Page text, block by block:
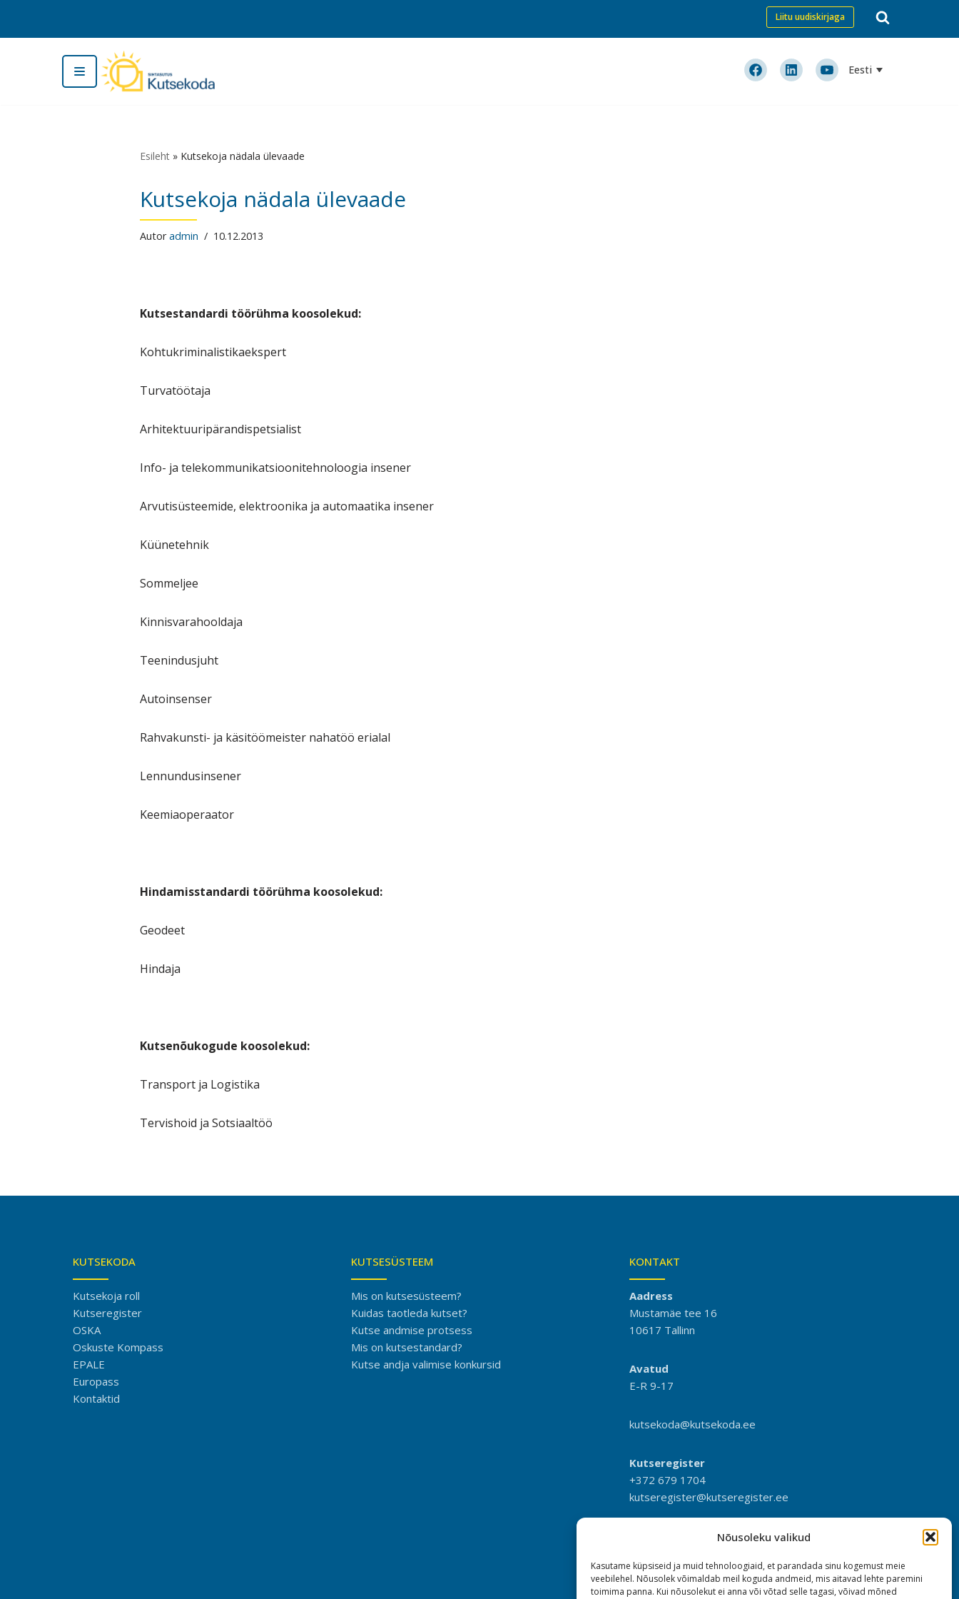
Nõusoleku valikud
Kasutame küpsiseid ja muid tehnoloogiaid, et parandada sinu kogemust meie
veebilehel. Nõusolek võimaldab meil koguda andmeid, mis aitavad lehte paremini
toimima panna. Kui nõusolekut ei anna või võtad selle tagasi, võivad mõned
Skip
Liitu uudiskirjaga
Eesti
Esileht» Kutsekoja nädala ülevaade
Kutsekoja nädala ülevaade
Autoradmin 10.12.2013
Kutsestandardi töörühma koosolekud:
Kohtukriminalistikaekspert
Turvatöötaja
Arhitektuuripärandispetsialist
Info- ja telekommunikatsioonitehnoloogia insener
Arvutisüsteemide, elektroonika ja automaatika insener
Küünetehnik
Sommeljee
Kinnisvarahooldaja
Teenindusjuht
Autoinsenser
Rahvakunsti- ja käsitöömeister nahatöö erialal
Lennundusinsener
Keemiaoperaator
Hindamisstandardi töörühma koosolekud:
Geodeet
Hindaja
Kutsenõukogude koosolekud:
Transport ja Logistika
Tervishoid ja Sotsiaaltöö
KUTSEKODA
Kutsekoja roll
Kutseregister
OSKA
Oskuste Kompass
EPALE
Europass
Kontaktid
KUTSESÜSTEEM
Mis on kutsesüsteem?
Kuidas taotleda kutset?
Kutse andmise protsess
Mis on kutsestandard?
Kutse andja valimise konkursid
KONTAKT
Aadress
Mustamäe tee 16
10617 Tallinn
Avatud
E-R 9-17
kutsekoda@kutsekoda.ee
Kutseregister
+372 679 1704
kutseregister@kutseregister.ee